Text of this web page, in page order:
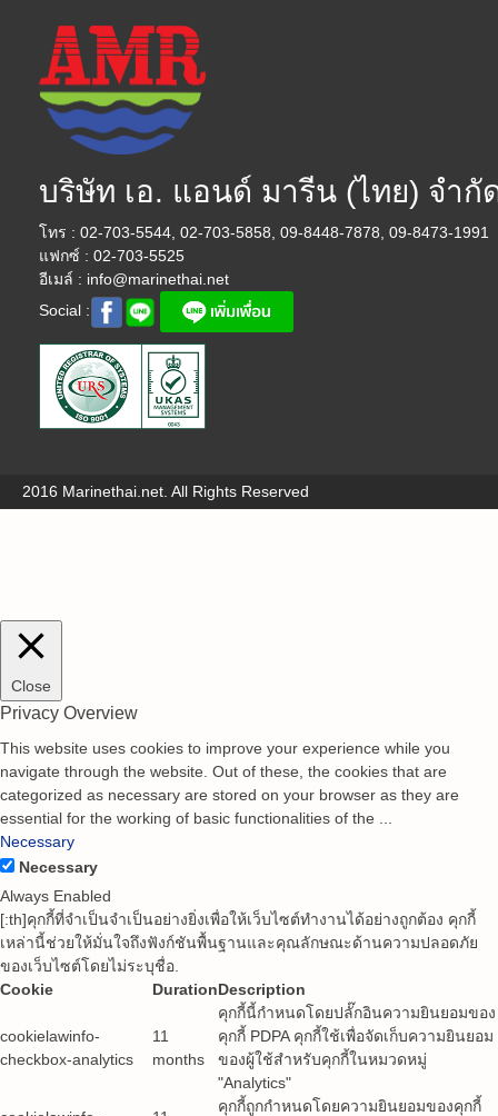
บริษัท เอ. แอนด์ มารีน (ไทย) จำกั
โทร : 02-703-5544, 02-703-5858, 09-8448-7878, 09-8473-1991
แฟกซ์ : 02-703-5525
อีเมล์ : info@marinethai.net
Social :
2016 Marinethai.net. All Rights Reserved
Close
Privacy Overview
This website uses cookies to improve your experience while you
navigate through the website. Out of these, the cookies that are
categorized as necessary are stored on your browser as they are
essential for the working of basic functionalities of the
Necessary
Necessary
Always Enabled
[:th]คุกกี้ที่จำเป็นจำเป็นอย่างยิ่งเพื่อให้เว็บไซต์ทำงานได้อย่างถูกต้อง คุกกี้
เหล่านี้ช่วยให้มั่นใจถึงฟังก์ชันพื้นฐานและคุณลักษณะด้านความปลอดภัย
ของเว็บไซต์โดยไม่ระบุชื่อ.
Cookie
DurationDescription
cookielawinfo-
checkbox-analytics
11
months
คุกกี้นี้กำหนดโดยปลั๊กอินความยินยอมของ
คุกกี้ PDPA คุกกี้ใช้เพื่อจัดเก็บความยินยอม
ของผู้ใช้สำหรับคุกกี้ในหมวดหมู่
"Analytics"
คุกกี้ถูกกำหนดโดยความยินยอมของคุกกี้